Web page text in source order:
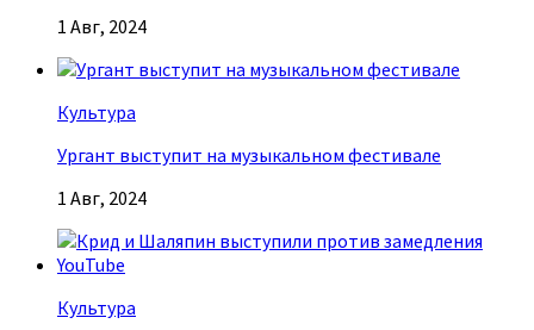
1 Авг, 2024
Культура
Ургант выступит на музыкальном фестивале
1 Авг, 2024
Культура